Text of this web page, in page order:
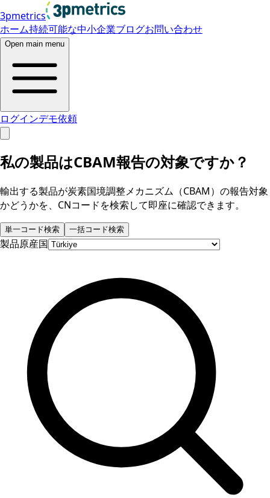
3pmetrics
ホーム持続可能な中小企業ブログお問い合わせ
Open main menu
ログインデモ依頼
私の製品はCBAM報告の対象ですか？
輸出する製品が炭素国境調整メカニズム（CBAM）の報告対象
かどうかを、CNコードを検索して即座に確認できます。
単一コード検索 一括コード検索
製品原産国